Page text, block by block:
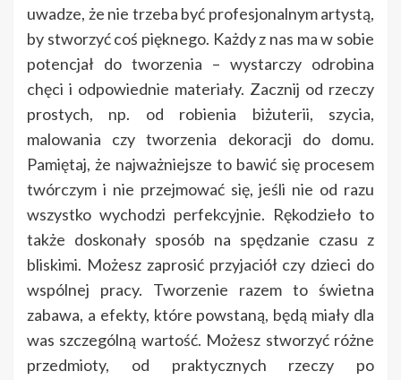
uwadze, że nie trzeba być profesjonalnym artystą,
by stworzyć coś pięknego. Każdy z nas ma w sobie
potencjał do tworzenia – wystarczy odrobina
chęci i odpowiednie materiały. Zacznij od rzeczy
prostych, np. od robienia biżuterii, szycia,
malowania czy tworzenia dekoracji do domu.
Pamiętaj, że najważniejsze to bawić się procesem
twórczym i nie przejmować się, jeśli nie od razu
wszystko wychodzi perfekcyjnie. Rękodzieło to
także doskonały sposób na spędzanie czasu z
bliskimi. Możesz zaprosić przyjaciół czy dzieci do
wspólnej pracy. Tworzenie razem to świetna
zabawa, a efekty, które powstaną, będą miały dla
was szczególną wartość. Możesz stworzyć różne
przedmioty, od praktycznych rzeczy po